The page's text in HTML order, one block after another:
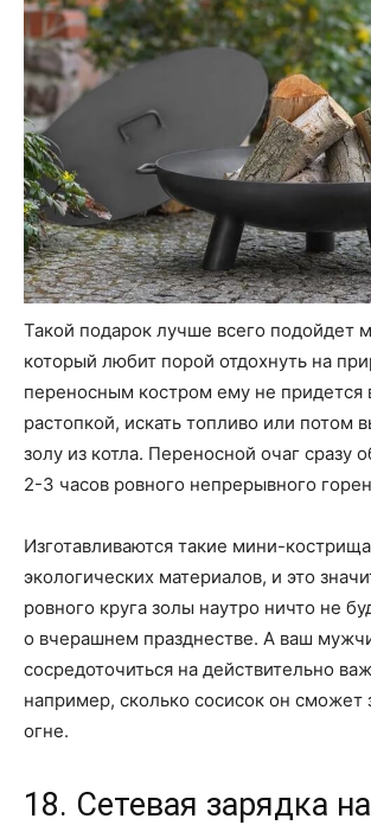
Такой подарок лучше всего подойдет
который любит порой отдохнуть на
переносным костром ему не придется
растопкой, искать топливо или потом
золу из котла. Переносной очаг сразу
2-3 часов ровного непрерывного
Изготавливаются такие мини-
экологических материалов, и это
ровного круга золы наутро ничто не
о вчерашнем празднестве. А ваш
сосредоточиться на действительно
например, сколько сосисок он сможет
огне.
18. Сетевая зарядка на